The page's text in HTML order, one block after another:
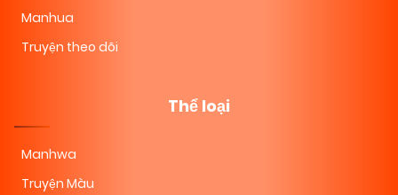
Manhua
Truyện theo dõi
Thể loại
Manhwa
Truyện Màu